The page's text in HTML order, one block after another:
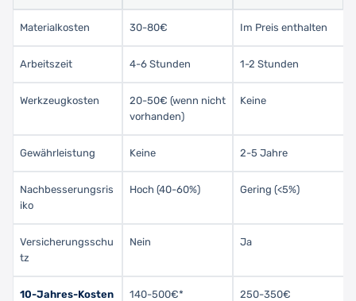
Materialkosten 30-80€ Im Preis enthalten
Arbeitszeit 4-6 Stunden 1-2 Stunden
Werkzeugkosten
20-50€ (wenn nicht
vorhanden)
Keine
Gewährleistung Keine 2-5 Jahre
Nachbesserungsris
iko
Hoch (40-60%) Gering (<5%)
Versicherungsschu
tz
Nein Ja
10-Jahres-Kosten 140-500€* 250-350€